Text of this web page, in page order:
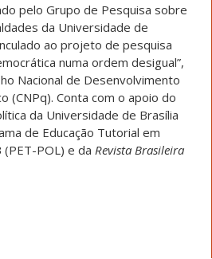
pelo Grupo de Pesquisa sobre
da Universidade de
ao projeto de pesquisa
numa ordem desigual”,
Nacional de Desenvolvimento
(CNPq). Conta com o apoio do
da Universidade de Brasília
de Educação Tutorial em
(PET-POL) e da Revista Brasileira